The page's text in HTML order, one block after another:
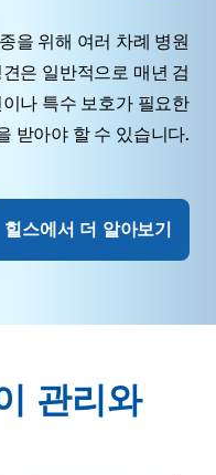
을 위해 여러 차례 병원
은 일반적으로 매년 검
나 특수 보호가 필요한
받아야 할 수 있습니다.
힐스에서 더 알아보기
관리와